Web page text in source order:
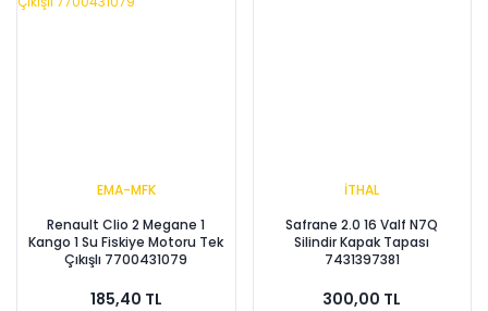
EMA-MFK
Renault Clio 2 Megane 1
Kango 1 Su Fiskiye Motoru Tek
Çıkışlı 7700431079
185,40 TL
İTHAL
Safrane 2.0 16 Valf N7Q
Silindir Kapak Tapası
7431397381
300,00 TL